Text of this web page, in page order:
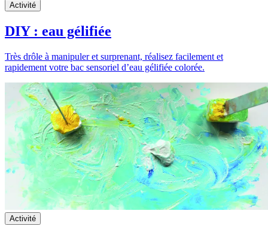
Activité
DIY : eau gélifiée
Très drôle à manipuler et surprenant, réalisez facilement et
rapidement votre bac sensoriel d’eau gélifiée colorée.
Activité